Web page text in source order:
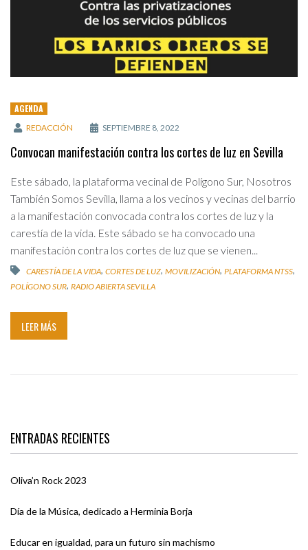
AGENDA
REDACCIÓN SEPTIEMBRE 8, 2022
Convocan manifestación contra los cortes de luz en Sevilla
Este sábado, la plataforma vecinal de Polígono Sur, Nosotros
También Somos Sevilla, llama a los vecinos y vecinas del barrio
a la manifestación convocada contra los cortes de luz y la
carestía de la vida. Este sábado se ha convocado una
manifestación contra los cortes de luz que se vienen...
CARESTÍA DE LA VIDA, CORTES DE LUZ, MOVILIZACIÓN, PLATAFORMA NTSS,
POLÍGONO SUR, RADIO ABIERTA SEVILLA
LEER MÁS
ENTRADAS RECIENTES
Oliva’n Rock 2023
Día de la Música, dedicado a Herminia Borja
Educar en igualdad, para un futuro sin machismo